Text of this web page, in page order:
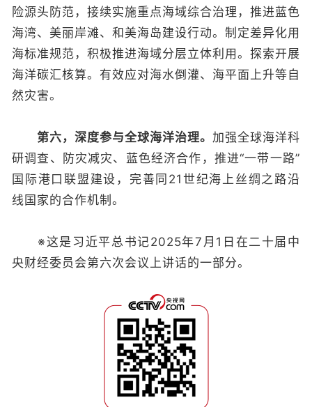
险源头防范，接续实施重点海域综合治理，推进蓝色
海湾、美丽岸滩、和美海岛建设行动。制定差异化用
海标准规范，积极推进海域分层立体利用。探索开展
海洋碳汇核算。有效应对海水倒灌、海平面上升等自
然灾害。
第六，深度参与全球海洋治理。 加强全球海洋科
研调查、防灾减灾、蓝色经济合作，推进“一带一路”
国际港口联盟建设，完善同21世纪海上丝绸之路沿
线国家的合作机制。
※这是习近平总书记2025年7月1日在二十届中
央财经委员会第六次会议上讲话的一部分。